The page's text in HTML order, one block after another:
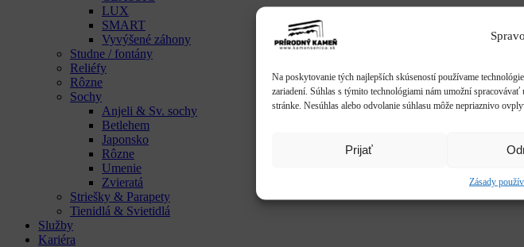
Na poskytovanie tých najlepších skúseností používame
zariadení. Súhlas s týmito technológiami nám umožní
stránke. Nesúhlas alebo odvolanie súhlasu môže nepriaznivo
Prijať
Zásady
LUX
SMART
Vyvýšené záhony
Studne / fontány
Reliéfy
Rôzne
Sochy
Anjeli & Sv. sochy
Betlehem
Japonsko
Rôzne
Umenie
Zvieratá
Striešky & Parapety
Tienidlá & Svietidlá
Služby
Kariéra